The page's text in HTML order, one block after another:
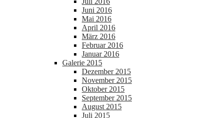
Juni 2016
Mai 2016
April 2016
März 2016
Februar 2016
Januar 2016
Galerie 2015
Dezember 2015
November 2015
Oktober 2015
September 2015
August 2015
Juli 2015